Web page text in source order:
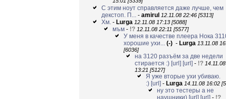
С этим ноут справляется даже лучше, чем
декстоп. П... - amirul 12.11.08 22:46 [5313]
Хм. - Lurga 12.11.08 17:13 [5088]
мъм - !? 12.11.08 22:11 [5577]
У меня в качестве плеера Нока
хорошие ухи... (-) - Lurga 13.11.08
[6036]
на 3120 разъём за две недели
стирается :) [url] [url] - !? 14.11.08
13:21 [5127]
Я уже вторые ухи убиваю.
:) [url] - Lurga 14.11.08 16:02
ну это тестеры а не
наушники) [url] [url] - !?